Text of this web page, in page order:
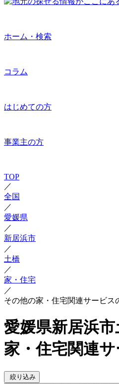
ホーム・検索
コラム
はじめての方
事業主の方
TOP
／
全国
／
愛媛県
／
新居浜市
／
土橋
／
家・住宅
／
その他の家・住宅関連サービス
愛媛県新居浜
家・住宅関連
絞り込み